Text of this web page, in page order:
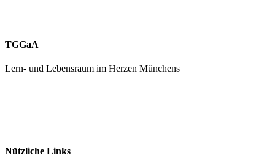
TGGaA
Lern- und Lebensraum im Herzen Münchens
Nützliche Links